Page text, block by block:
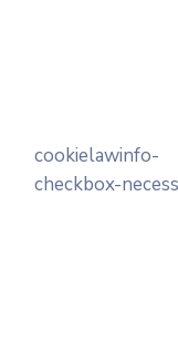
cookielawinfo-
checkbox-